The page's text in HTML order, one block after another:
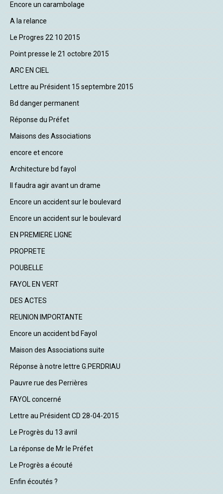
Encore un carambolage
A la relance
Le Progres 22 10 2015
Point presse le 21 octobre 2015
ARC EN CIEL
Lettre au Président 15 septembre 2015
Bd danger permanent
Réponse du Préfet
Maisons des Associations
encore et encore
Architecture bd fayol
Il faudra agir avant un drame
Encore un accident sur le boulevard
Encore un accident sur le boulevard
EN PREMIERE LIGNE
PROPRETE
POUBELLE
FAYOL EN VERT
DES ACTES
REUNION IMPORTANTE
Encore un accident bd Fayol
Maison des Associations suite
Réponse à notre lettre G.PERDRIAU
Pauvre rue des Perrières
FAYOL concerné
Lettre au Président CD 28-04-2015
Le Progrès du 13 avril
La réponse de Mr le Préfet
Le Progrès a écouté
Enfin écoutés ?